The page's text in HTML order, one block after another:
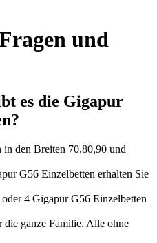
und
es die Gigapur
den Breiten 70,80,90 und
G56 Einzelbetten erhalten Sie
4 Gigapur G56 Einzelbetten
ganze Familie. Alle ohne